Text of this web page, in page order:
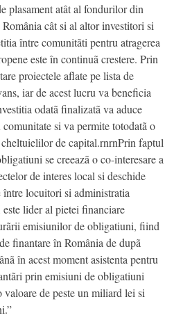
plasament atât al fondurilor din
cât si al altor investitori si
între comunitãti pentru atragerea
este în continuã crestere. Prin
proiectele aflate pe lista de
iar de acest lucru va beneficia
odatã finalizatã va aduce
si va permite totodatã o
de capital.rnrnPrin faptul
se creeazã o co-interesare a
de interes local si deschide
locuitori si administratia
lider al pietei financiare
emisiunilor de obligatiuni, fiind
finantare în România de dupã
în acest moment asistenta pentru
prin emisiuni de obligatiuni
de peste un miliard lei si